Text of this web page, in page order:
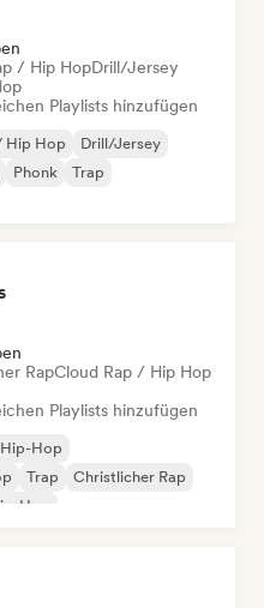
/ Hip HopDrill/Jersey
Playlists hinzufügen
Hip Hop
Drill/Jersey
Phonk
Trap
RapCloud Rap / Hip Hop
Playlists hinzufügen
Hop
Trap
Christlicher Rap
Hop